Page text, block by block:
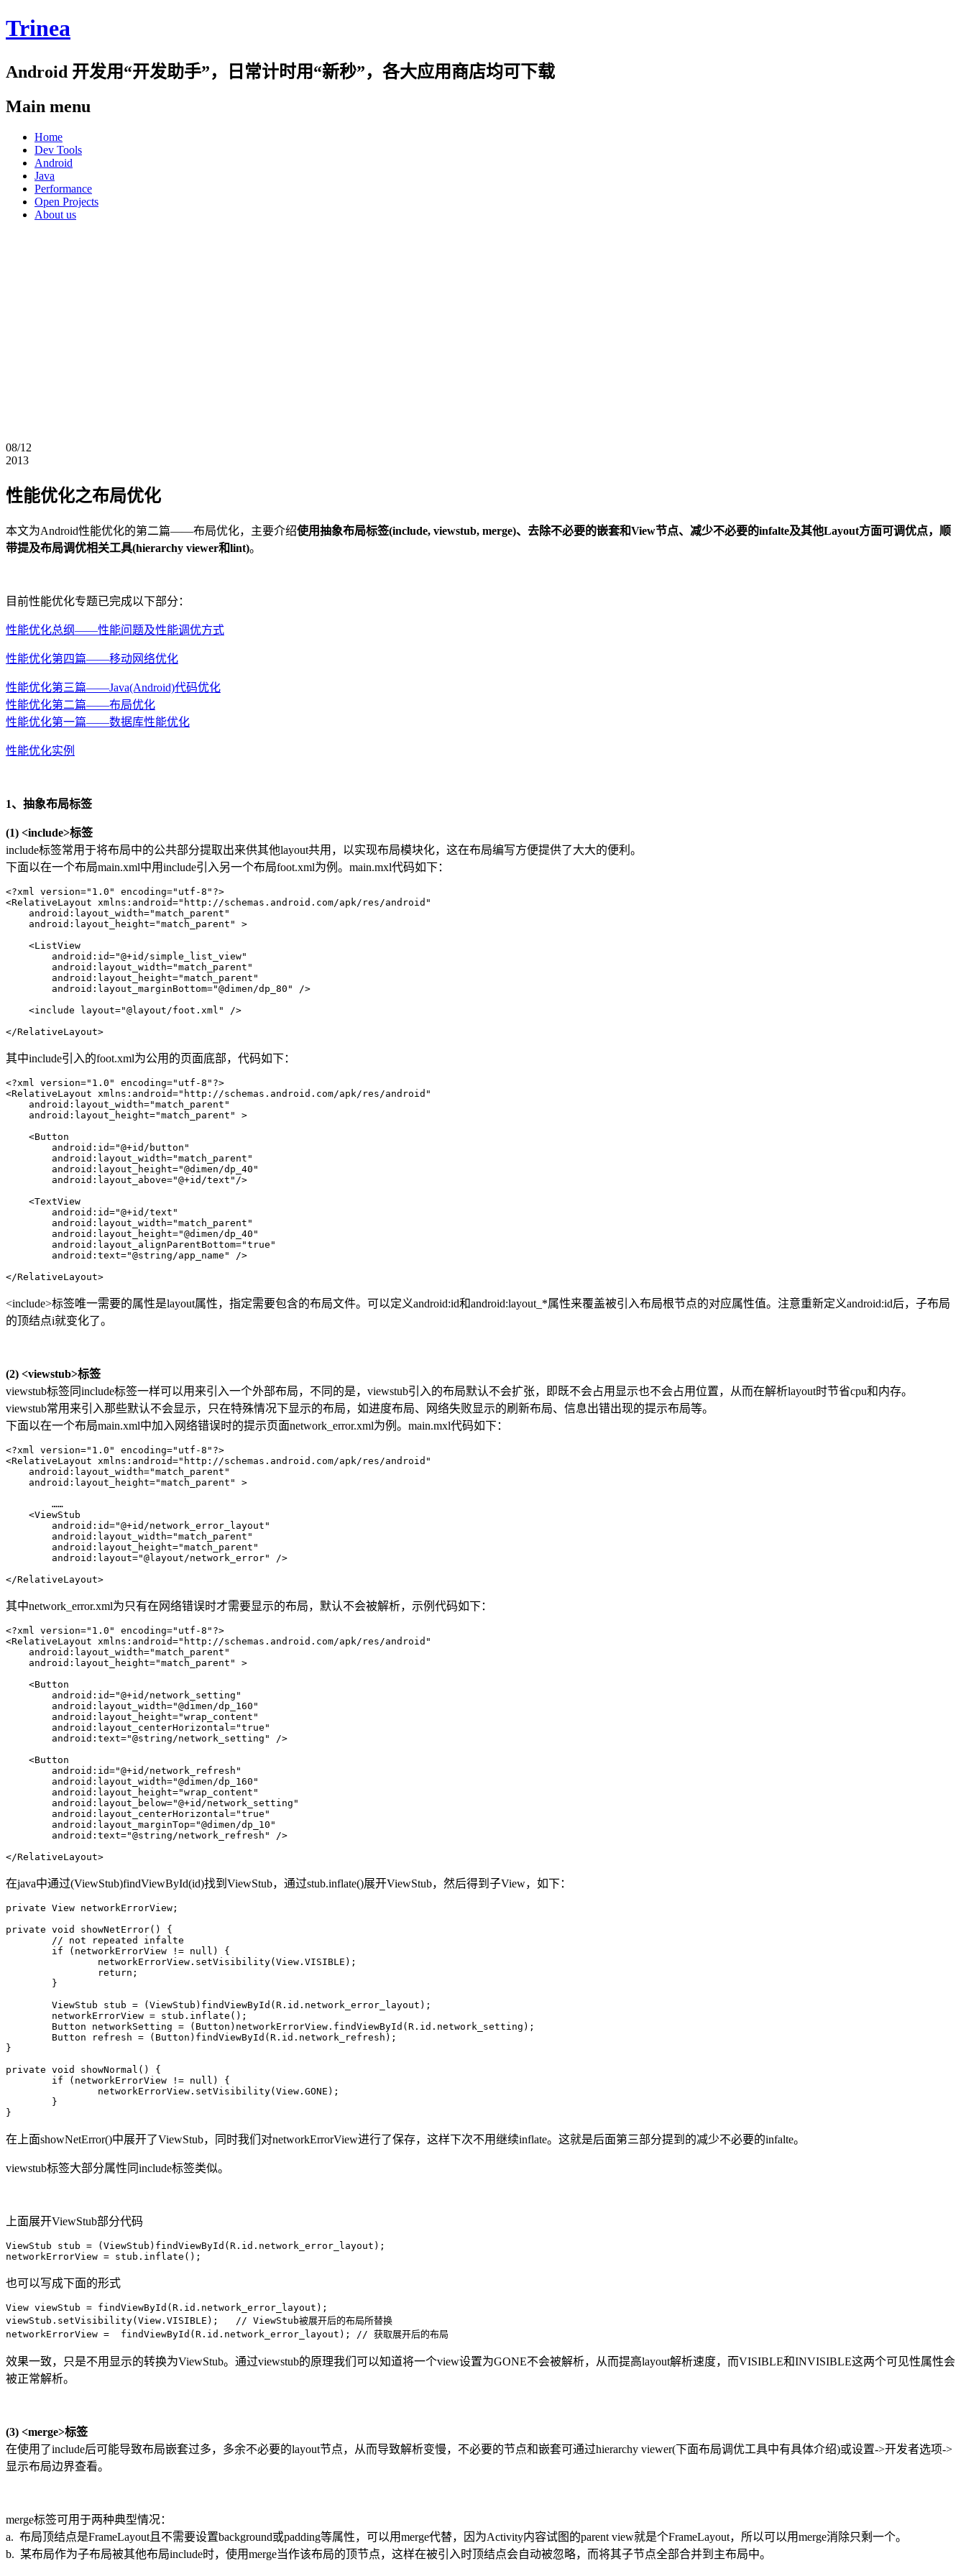
Trinea
Android 开发用“开发助手”，日常计时用“新秒”，各大应用商店均可下载
Main menu
Skip
content
Home
Dev Tools
Android
Java
Performance
Open Projects
About us
08/12
2013
性能优化之布局优化
本文为Android性能优化的第二篇——布局优化，主要介绍使用抽象布局标签(include, viewstub, merge)、去除不必要的嵌套和View节点、减少不必要的infalte及其他Layout方面可调优点，顺
带提及布局调优相关工具(hierarchy viewer和lint)。
目前性能优化专题已完成以下部分：
性能优化总纲——性能问题及性能调优方式
性能优化第四篇——移动网络优化
性能优化第三篇——Java(Android)代码优化
性能优化第二篇——布局优化
性能优化第一篇——数据库性能优化
性能优化实例
1、抽象布局标签
(1) <include>标签
include标签常用于将布局中的公共部分提取出来供其他layout共用，以实现布局模块化，这在布局编写方便提供了大大的便利。
下面以在一个布局main.xml中用include引入另一个布局foot.xml为例。main.mxl代码如下：
<?xml version="1.0" encoding="utf-8"?>
<RelativeLayout xmlns:android="http://schemas.android.com/apk/res/android"
    android:layout_width="match_parent"
    android:layout_height="match_parent" >
    <ListView
        android:id="@+id/simple_list_view"
        android:layout_width="match_parent"
        android:layout_height="match_parent"
        android:layout_marginBottom="@dimen/dp_80" />
    <include layout="@layout/foot.xml" />
</RelativeLayout>
其中include引入的foot.xml为公用的页面底部，代码如下：
<?xml version="1.0" encoding="utf-8"?>
<RelativeLayout xmlns:android="http://schemas.android.com/apk/res/android"
    android:layout_width="match_parent"
    android:layout_height="match_parent" >
    <Button
        android:id="@+id/button"
        android:layout_width="match_parent"
        android:layout_height="@dimen/dp_40"
        android:layout_above="@+id/text"/>
    <TextView
        android:id="@+id/text"
        android:layout_width="match_parent"
        android:layout_height="@dimen/dp_40"
        android:layout_alignParentBottom="true"
        android:text="@string/app_name" />
</RelativeLayout>
<include>标签唯一需要的属性是layout属性，指定需要包含的布局文件。可以定义android:id和android:layout_*属性来覆盖被引入布局根节点的对应属性值。注意重新定义android:id后，子布局
的顶结点i就变化了。
(2) <viewstub>标签
viewstub标签同include标签一样可以用来引入一个外部布局，不同的是，viewstub引入的布局默认不会扩张，即既不会占用显示也不会占用位置，从而在解析layout时节省cpu和内存。
viewstub常用来引入那些默认不会显示，只在特殊情况下显示的布局，如进度布局、网络失败显示的刷新布局、信息出错出现的提示布局等。
下面以在一个布局main.xml中加入网络错误时的提示页面network_error.xml为例。main.mxl代码如下：
<?xml version="1.0" encoding="utf-8"?>
<RelativeLayout xmlns:android="http://schemas.android.com/apk/res/android"
    android:layout_width="match_parent"
    android:layout_height="match_parent" >
    <ViewStub
        android:id="@+id/network_error_layout"
        android:layout_width="match_parent"
        android:layout_height="match_parent"
        android:layout="@layout/network_error" />
</RelativeLayout>
其中network_error.xml为只有在网络错误时才需要显示的布局，默认不会被解析，示例代码如下：
<?xml version="1.0" encoding="utf-8"?>
<RelativeLayout xmlns:android="http://schemas.android.com/apk/res/android"
    android:layout_width="match_parent"
    android:layout_height="match_parent" >
    <Button
        android:id="@+id/network_setting"
        android:layout_width="@dimen/dp_160"
        android:layout_height="wrap_content"
        android:layout_centerHorizontal="true"
        android:text="@string/network_setting" />
    <Button
        android:id="@+id/network_refresh"
        android:layout_width="@dimen/dp_160"
        android:layout_height="wrap_content"
        android:layout_below="@+id/network_setting"
        android:layout_centerHorizontal="true"
        android:layout_marginTop="@dimen/dp_10"
        android:text="@string/network_refresh" />
</RelativeLayout>
在java中通过(ViewStub)findViewById(id)找到ViewStub，通过stub.inflate()展开ViewStub，然后得到子View，如下：
private View networkErrorView;
private void showNetError() {
}
private void showNormal() {
}
在上面showNetError()中展开了ViewStub，同时我们对networkErrorView进行了保存，这样下次不用继续inflate。这就是后面第三部分提到的减少不必要的infalte。
viewstub标签大部分属性同include标签类似。
上面展开ViewStub部分代码
ViewStub stub = (ViewStub)findViewById(R.id.network_error_layout);
networkErrorView = stub.inflate();
也可以写成下面的形式
View viewStub = findViewById(R.id.network_error_layout);
viewStub.setVisibility(View.VISIBLE);   // ViewStub被展开后的布局所替换
networkErrorView =  findViewById(R.id.network_error_layout); // 获取展开后的布局
效果一致，只是不用显示的转换为ViewStub。通过viewstub的原理我们可以知道将一个view设置为GONE不会被解析，从而提高layout解析速度，而VISIBLE和INVISIBLE这两个可见性属性会
被正常解析。
(3) <merge>标签
在使用了include后可能导致布局嵌套过多，多余不必要的layout节点，从而导致解析变慢，不必要的节点和嵌套可通过hierarchy viewer(下面布局调优工具中有具体介绍)或设置->开发者选项->
显示布局边界查看。
merge标签可用于两种典型情况：
a. 布局顶结点是FrameLayout且不需要设置background或padding等属性，可以用merge代替，因为Activity内容试图的parent view就是个FrameLayout，所以可以用merge消除只剩一个。
b. 某布局作为子布局被其他布局include时，使用merge当作该布局的顶节点，这样在被引入时顶结点会自动被忽略，而将其子节点全部合并到主布局中。